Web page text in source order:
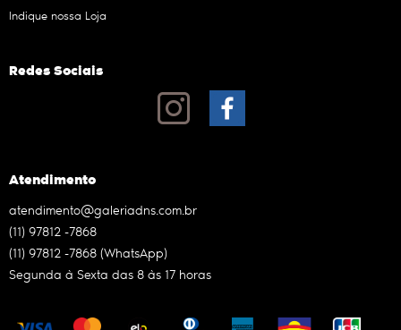
Indique nossa Loja
Redes Sociais
Atendimento
(11) 97812 -7868
(11) 97812 -7868 (WhatsApp)
Segunda à Sexta das 8 às 17 horas
atendimento@galeriadns.com.br